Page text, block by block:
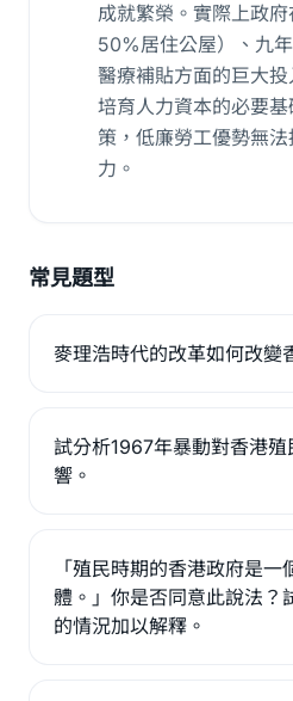
成就繁榮。實際上政
50%居住公屋）、九
醫療補貼方面的巨大投
培育人力資本的必要
策，低廉勞工優勢無
力。
常見題型
麥理浩時代的改革如何改變
試分析1967年暴動對香港
響。
「殖民時期的香港政府是
體。」你是否同意此說法？
的情況加以解釋。